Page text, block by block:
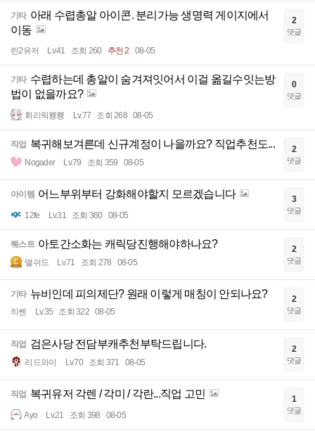
기타 아래 수렵총알 아이콘. 분리가능 생명력 게이지에서
이동
린2유저 Lv.41 조회 260 추천 2 08-05
2
댓글
기타 수렵하는데 총알이 숨겨져잇어서 이걸 옮길수잇는방
법이 없을까요?
휘리릭뿅뿅 Lv.77 조회 268 08-05
0
댓글
직업 복귀해보겨른데 신규계정이 나을까요? 직업추천도...
Nogader Lv.79 조회 359 08-05
2
댓글
아이템 어느부위부터 강화해야할지 모르겠습니다
12fe Lv.31 조회 360 08-05
3
댓글
퀘스트 아토간소화는 캐릭당진행해야하나요?
맬쉬드 Lv.71 조회 278 08-05
2
댓글
기타 뉴비인데 피의제단? 원래 이렇게 매칭이 안되나요?
히쎈 Lv.35 조회 322 08-05
2
댓글
직업 검은사당 전담부캐추천부탁드립니다.
리드와이 Lv.70 조회 371 08-05
2
댓글
직업 복귀유저 각렌 / 각미 / 각란...직업 고민
Ayo Lv.21 조회 398 08-05
1
댓글